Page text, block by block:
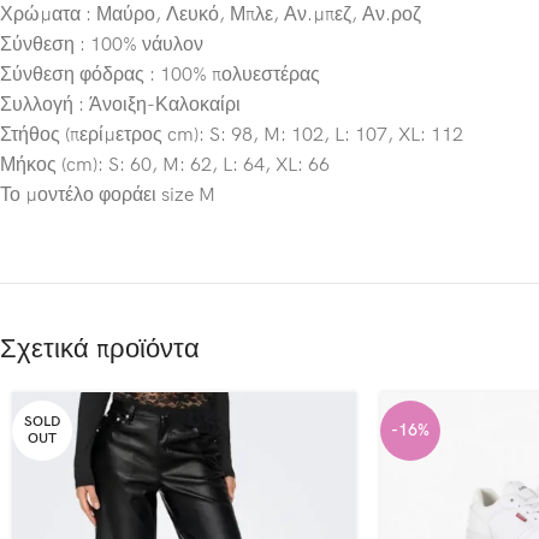
Χρώματα : Μαύρο, Λευκό, Μπλε, Αν.μπεζ, Αν.ροζ
Σύνθεση : 100% νάυλον
Σύνθεση φόδρας : 100% πολυεστέρας
Συλλογή : Άνοιξη-Καλοκαίρι
Στήθος (περίμετρος cm): S: 98, M: 102, L: 107, XL: 112
Μήκος (cm): S: 60, M: 62, L: 64, XL: 66
Το μοντέλο φοράει size M
Σχετικά προϊόντα
SOLD
OUT
-16%